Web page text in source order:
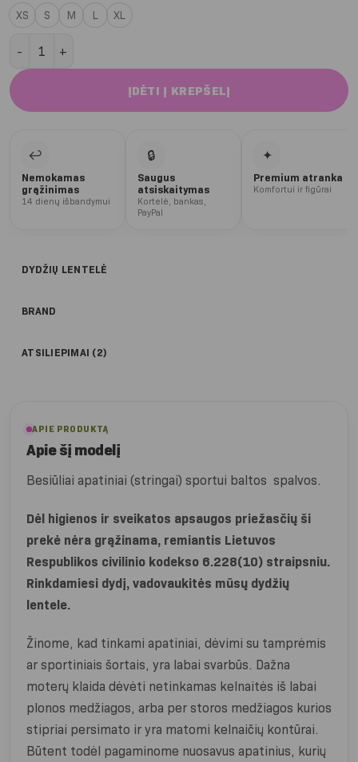
XS S M L
XL
ĮDĖTI Į KREPŠELĮ
↩
Nemokamas
grąžinimas
14 dienų išbandymui
🔒
Saugus
atsiskaitymas
Kortelė, bankas,
PayPal
✦
Premium atranka
Komfortui ir figūrai
DYDŽIŲ LENTELĖ
BRAND
ATSILIEPIMAI (2)
APIE PRODUKTĄ
Apie šį modelį
Besiūliai apatiniai (stringai) sportui baltos spalvos.
Dėl higienos ir sveikatos apsaugos priežasčių ši
prekė nėra grąžinama, remiantis Lietuvos
Respublikos civilinio kodekso 6.228(10) straipsniu.
Rinkdamiesi dydį, vadovaukitės mūsų dydžių
lentele.
Žinome, kad tinkami apatiniai, dėvimi su tamprėmis
ar sportiniais šortais, yra labai svarbūs. Dažna
moterų klaida dėvėti netinkamas kelnaitės iš labai
plonos medžiagos, arba per storos medžiagos kurios
stipriai persimato ir yra matomi kelnaičių kontūrai.
Būtent todėl pagaminome nuosavus apatinius, kurių